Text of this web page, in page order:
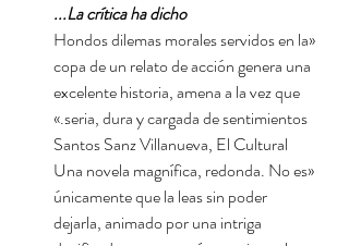
La crítica ha dicho...
«Hondos dilemas morales servidos en la
copa de un relato de acción genera una
excelente historia, amena a la vez que
seria, dura y cargada de sentimientos.»
Santos Sanz Villanueva, El Cultural
«Una novela magnífica, redonda. No es
únicamente que la leas sin poder
dejarla, animado por una intriga